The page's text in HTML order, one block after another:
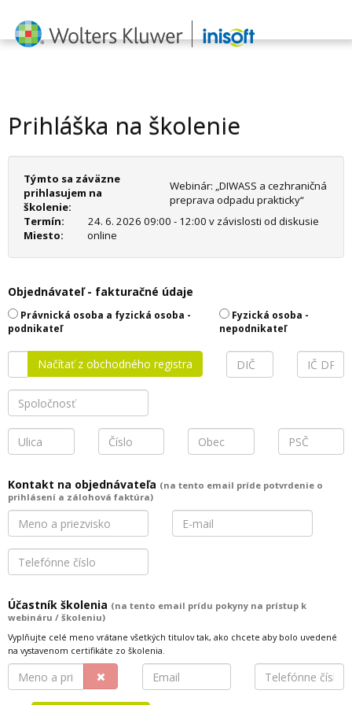
Prihláška na školenie
Týmto sa záväzne
prihlasujem na
školenie:
Webinár: „DIWASS a cezhraničná
preprava odpadu prakticky“
Termín:
24. 6. 2026 09:00 - 12:00 v závislosti od diskusie
Miesto:
online
Objednávateľ - fakturačné údaje
Právnická osoba a fyzická osoba -
podnikateľ
Fyzická osoba -
nepodnikateľ
Načítať z obchodného registra
Kontakt na objednávateľa (na tento email príde potvrdenie o
prihlásení a zálohová faktúra)
Účastník školenia (na tento email prídu pokyny na prístup k
webináru / školeniu)
Vyplňujte celé meno vrátane všetkých titulov tak, ako chcete aby bolo uvedené
na vystavenom certifikáte zo školenia.